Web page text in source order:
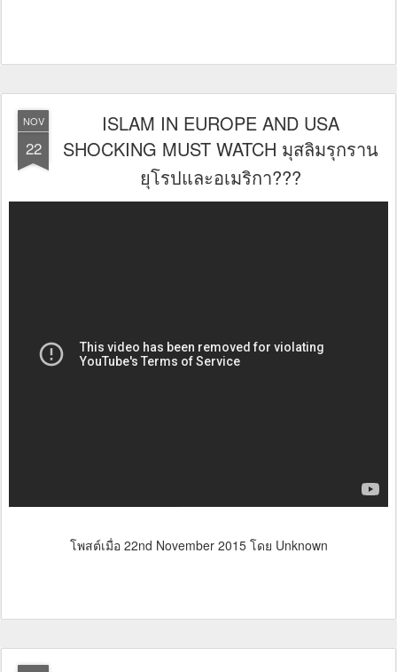
NOV
22
ISLAM IN EUROPE AND USA
SHOCKING MUST WATCH มุสลิมรุกราน
ยุโรปและอเมริกา???
โพสต์เมื่อ 22nd November 2015โดย Unknown